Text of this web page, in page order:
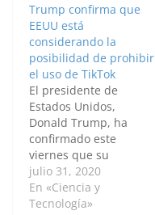
Trump confirma que
EEUU está
considerando la
posibilidad de prohibir
el uso de TikTok
El presidente de
Estados Unidos,
Donald Trump, ha
confirmado este
viernes que su
Gobierno está
considerando la
posibilidad de prohibir
julio 31, 2020
En «Ciencia y
Tecnología»